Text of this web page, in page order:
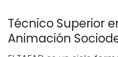
Técnico Superior
Animación